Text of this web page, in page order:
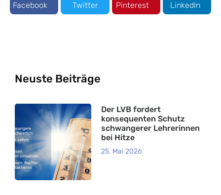
Facebook Twitter Pinterest LinkedIn
Neuste Beiträge
Der LVB fordert
konsequenten Schutz
schwangerer Lehrerinnen
bei Hitze
25. Mai 2026